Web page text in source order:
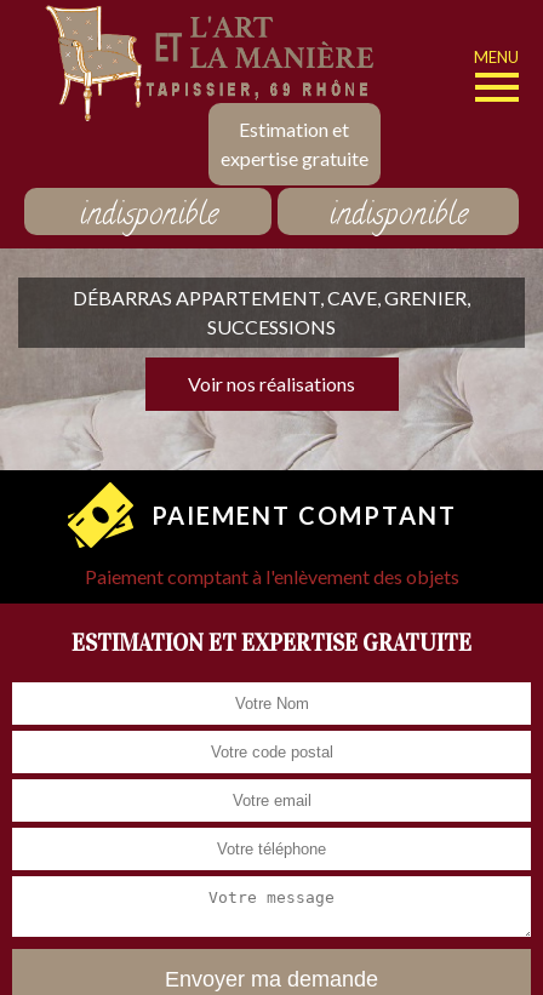
Estimation et
expertise gratuite
MENU
indisponible indisponible
DÉBARRAS APPARTEMENT, CAVE, GRENIER,
SUCCESSIONS
Voir nos réalisations
PAIEMENT COMPTANT
Paiement comptant à l'enlèvement des objets
ESTIMATION ET EXPERTISE GRATUITE